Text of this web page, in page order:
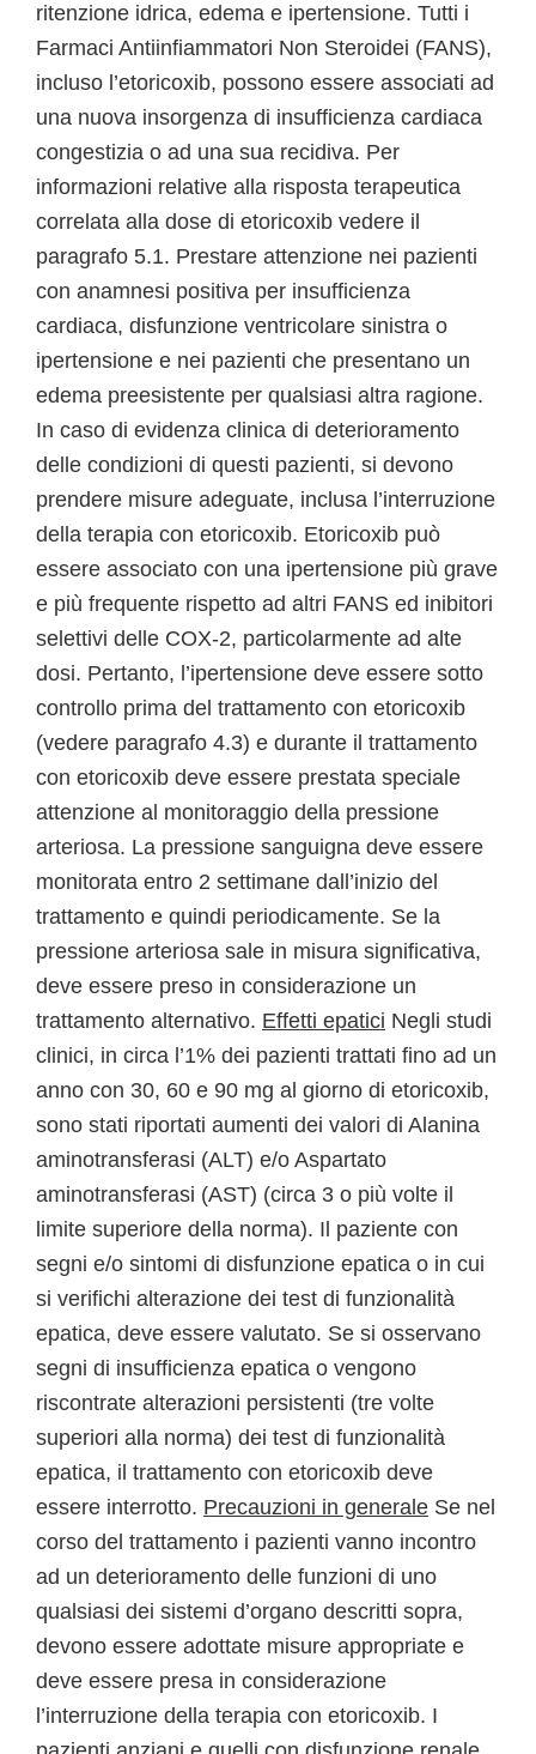
ritenzione idrica, edema e ipertensione. Tutti i
Farmaci Antiinfiammatori Non Steroidei (FANS),
incluso l’etoricoxib, possono essere associati ad
una nuova insorgenza di insufficienza cardiaca
congestizia o ad una sua recidiva. Per
informazioni relative alla risposta terapeutica
correlata alla dose di etoricoxib vedere il
paragrafo 5.1. Prestare attenzione nei pazienti
con anamnesi positiva per insufficienza
cardiaca, disfunzione ventricolare sinistra o
ipertensione e nei pazienti che presentano un
edema preesistente per qualsiasi altra ragione.
In caso di evidenza clinica di deterioramento
delle condizioni di questi pazienti, si devono
prendere misure adeguate, inclusa l’interruzione
della terapia con etoricoxib. Etoricoxib può
essere associato con una ipertensione più grave
e più frequente rispetto ad altri FANS ed inibitori
selettivi delle COX-2, particolarmente ad alte
dosi. Pertanto, l’ipertensione deve essere sotto
controllo prima del trattamento con etoricoxib
(vedere paragrafo 4.3) e durante il trattamento
con etoricoxib deve essere prestata speciale
attenzione al monitoraggio della pressione
arteriosa. La pressione sanguigna deve essere
monitorata entro 2 settimane dall’inizio del
trattamento e quindi periodicamente. Se la
pressione arteriosa sale in misura significativa,
deve essere preso in considerazione un
trattamento alternativo. Effetti epatici Negli studi
clinici, in circa l’1% dei pazienti trattati fino ad un
anno con 30, 60 e 90 mg al giorno di etoricoxib,
sono stati riportati aumenti dei valori di Alanina
aminotransferasi (ALT) e/o Aspartato
aminotransferasi (AST) (circa 3 o più volte il
limite superiore della norma). Il paziente con
segni e/o sintomi di disfunzione epatica o in cui
si verifichi alterazione dei test di funzionalità
epatica, deve essere valutato. Se si osservano
segni di insufficienza epatica o vengono
riscontrate alterazioni persistenti (tre volte
superiori alla norma) dei test di funzionalità
epatica, il trattamento con etoricoxib deve
essere interrotto. Precauzioni in generale Se nel
corso del trattamento i pazienti vanno incontro
ad un deterioramento delle funzioni di uno
qualsiasi dei sistemi d’organo descritti sopra,
devono essere adottate misure appropriate e
deve essere presa in considerazione
l’interruzione della terapia con etoricoxib. I